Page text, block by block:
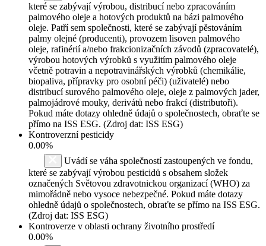
které se zabývají výrobou, distribucí nebo zpracováním
palmového oleje a hotových produktů na bázi palmového
oleje. Patří sem společnosti, které se zabývají pěstováním
palmy olejné (producenti), provozem lisoven palmového
oleje, rafinérií a/nebo frakcionizačních závodů (zpracovatelé),
výrobou hotových výrobků s využitím palmového oleje
včetně potravin a nepotravinářských výrobků (chemikálie,
biopaliva, přípravky pro osobní péči) (uživatelé) nebo
distribucí surového palmového oleje, oleje z palmových jader,
palmojádrové mouky, derivátů nebo frakcí (distributoři).
Pokud máte dotazy ohledně údajů o společnostech, obraťte se
přímo na ISS ESG. (Zdroj dat: ISS ESG)
Kontroverzní pesticidy
0.00%
Uvádí se váha společností zastoupených ve fondu,
které se zabývají výrobou pesticidů s obsahem složek
označených Světovou zdravotnickou organizací (WHO) za
mimořádně nebo vysoce nebezpečné. Pokud máte dotazy
ohledně údajů o společnostech, obraťte se přímo na ISS ESG.
(Zdroj dat: ISS ESG)
Kontroverze v oblasti ochrany životního prostředí
0.00%